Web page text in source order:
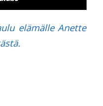
elämälle Anette